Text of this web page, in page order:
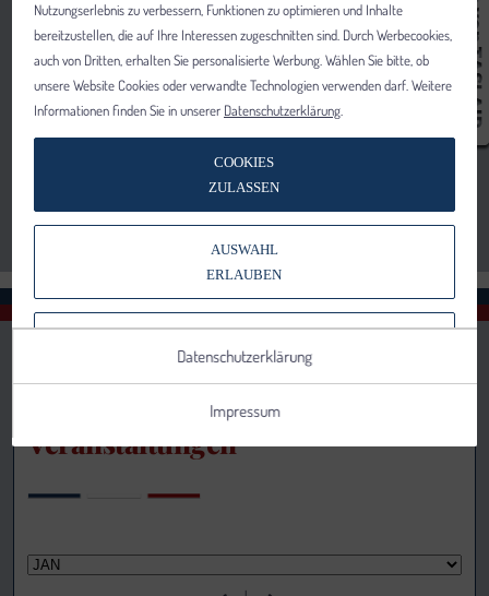
Veranstaltungen
Nutzungserlebnis zu verbessern, Funktionen zu optimieren und Inhalte
bereitzustellen, die auf Ihre Interessen zugeschnitten sind. Durch Werbecookies,
auch von Dritten, erhalten Sie personalisierte Werbung. Wählen Sie bitte, ob
unsere Website Cookies oder verwandte Technologien verwenden darf. Weitere
Informationen finden Sie in unserer Datenschutzerklärung
COOKIES
ZULASSEN
AUSWAHL
ERLAUBEN
VERWENDEN
Datenschutzerklärung
Impressum